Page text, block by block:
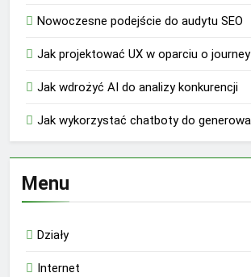
Nowoczesne podejście do audytu SEO
Jak projektować UX w oparciu o
Jak wdrożyć AI do analizy konkurencji
Jak wykorzystać chatboty do
Menu
Działy
Internet